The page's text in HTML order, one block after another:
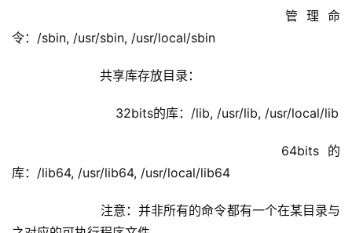
管理命
令：/sbin, /usr/sbin, /usr/local/sbin
共享库存放目录：
32bits的库：/lib, /usr/lib, /usr/local/lib
64bits的
库：/lib64, /usr/lib64, /usr/local/lib64
注意：并非所有的命令都有一个在某目录与